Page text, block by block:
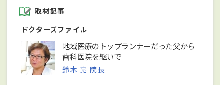
取材記事
ドクターズファイル
地域医療のトップランナーだった父から
歯科医院を継いで
鈴木 亮 院長